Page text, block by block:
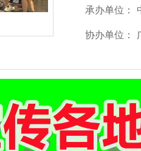
承办单位：
协办单位：